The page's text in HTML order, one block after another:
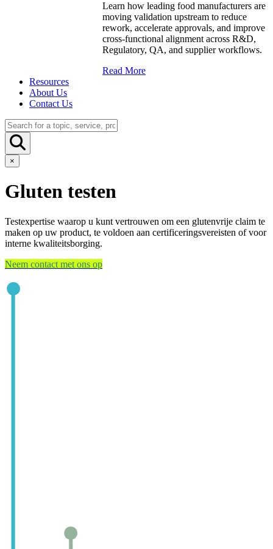
Learn how leading food manufacturers are
moving validation upstream to reduce
rework, accelerate approvals, and improve
cross-functional alignment across R&D,
Regulatory, QA, and supplier workflows.
Read More
Resources
About Us
Contact Us
×
Gluten testen
Testexpertise waarop u kunt vertrouwen om een glutenvrije claim te
maken op uw product, te voldoen aan certificeringsvereisten of voor
interne kwaliteitsborging.
Neem contact met ons op